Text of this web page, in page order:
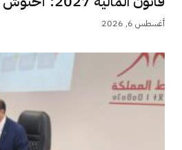
أغسطس 6, 2026